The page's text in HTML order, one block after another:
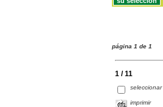
página 1 de 1
1 / 11
seleccionar
imprimir